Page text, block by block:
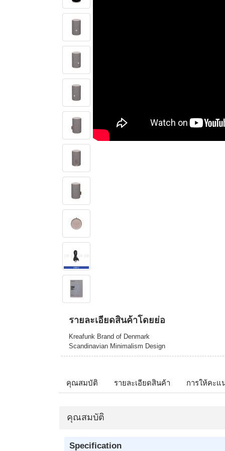
รายละเอียดสินค้าโดยย่อ
Kreafunk Brand of Denmark
Scandinavian Minimalism Design
คุณสมบัติ รายละเอียดสินค้า การให้คะแ
คุณสมบัติ
Specification